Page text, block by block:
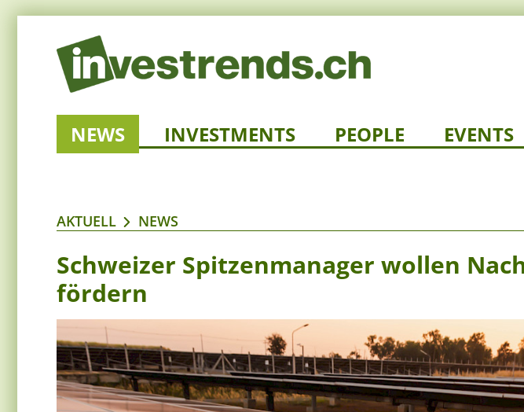
NEWS INVESTMENTS PEOPLE EVENTS
AKTUELL NEWS
Schweizer Spitzenmanager wollen
fördern